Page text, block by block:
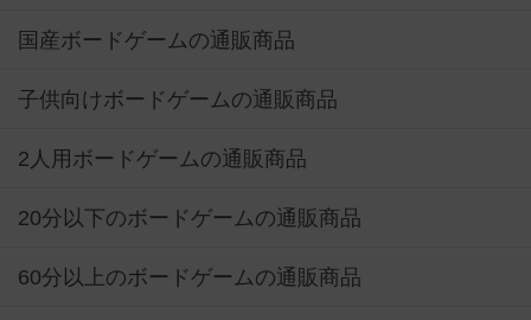
国産ボードゲームの通販商品
子供向けボードゲームの通販商品
2人用ボードゲームの通販商品
20分以下のボードゲームの通販商品
60分以上のボードゲームの通販商品